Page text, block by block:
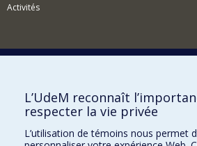
Activités
Comment soutenir le Département?
BESOIN D'AIDE?
Plan du site
L’UdeM reconnaît
respecter la vie privée
L’utilisation de témoins nous permet